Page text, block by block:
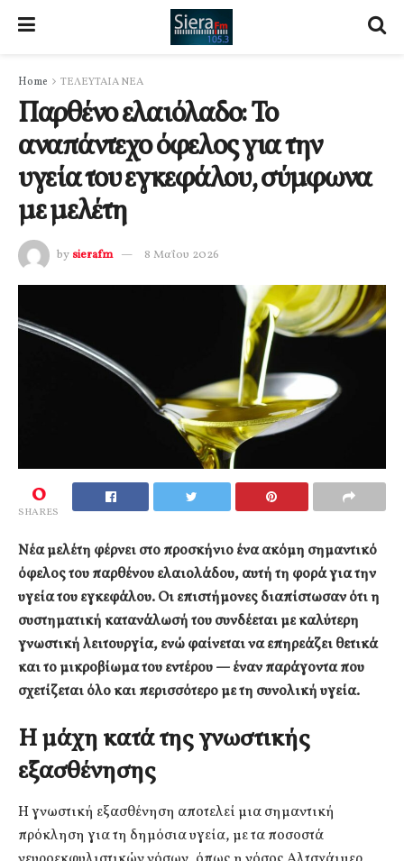
Home ΤΕΛΕΥΤΑΙΑ ΝΕΑ
Παρθένο ελαιόλαδο: Το
αναπάντεχο όφελος για την
υγεία του εγκεφάλου, σύμφωνα
με μελέτη
by sierafm 8 Μαΐου 2026
0
SHARES
Νέα μελέτη φέρνει στο προσκήνιο ένα ακόμη σημαντικό
όφελος του παρθένου ελαιολάδου, αυτή τη φορά για την
υγεία του εγκεφάλου. Οι επιστήμονες διαπίστωσαν ότι η
συστηματική κατανάλωσή του συνδέεται με καλύτερη
γνωστική λειτουργία, ενώ φαίνεται να επηρεάζει θετικά
και το μικροβίωμα του εντέρου — έναν παράγοντα που
σχετίζεται όλο και περισσότερο με τη συνολική υγεία.
Η μάχη κατά της γνωστικής
εξασθένησης
Η γνωστική εξασθένηση αποτελεί μια σημαντική
πρόκληση για τη δημόσια υγεία, με τα ποσοστά